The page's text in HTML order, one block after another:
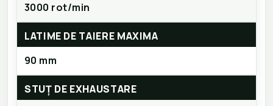
3000 rot/min
LATIME DE TAIERE MAXIMA
90 mm
STUȚ DE EXHAUSTARE